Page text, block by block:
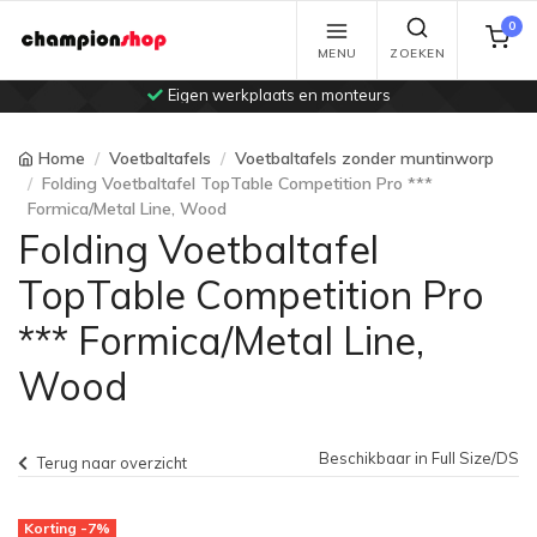
Eigen werkplaats en monteurs
MENU ZOEKEN
0
Home Voetbaltafels
Voetbaltafels zonder muntinworp
Folding Voetbaltafel TopTable Competition Pro ***
Formica/Metal Line, Wood
Folding Voetbaltafel
TopTable Competition Pro
*** Formica/Metal Line,
Wood
Terug naar overzicht Beschikbaar in Full Size/DS
Korting -7%